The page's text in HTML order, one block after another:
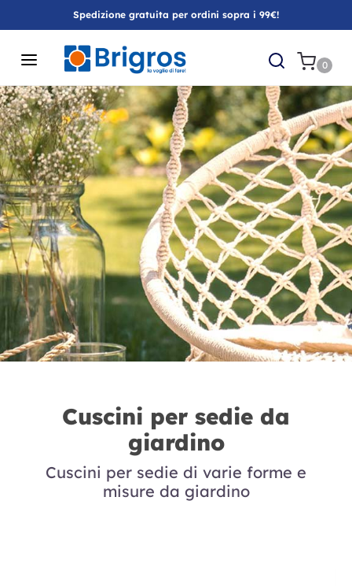
Spedizione gratuita per ordini sopra i 99€!
0
Cuscini per sedie da
giardino
Cuscini per sedie di varie forme e
misure da giardino